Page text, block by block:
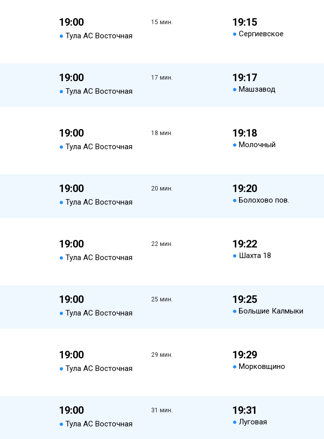
19:00
● Тула АС Восточная
15 мин. 19:15
● Сергиевское
19:00
● Тула АС Восточная
17 мин. 19:17
● Машзавод
19:00
● Тула АС Восточная
18 мин. 19:18
● Молочный
19:00
● Тула АС Восточная
20 мин. 19:20
● Болохово пов.
19:00
● Тула АС Восточная
22 мин. 19:22
● Шахта 18
19:00
● Тула АС Восточная
25 мин. 19:25
● Большие Калмыки
19:00
● Тула АС Восточная
29 мин. 19:29
● Морковщино
19:00
● Тула АС Восточная
31 мин. 19:31
● Луговая